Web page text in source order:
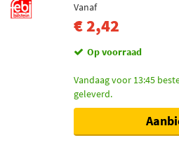
Vanaf
€ 2,42
Op voorraad
Vandaag voor 13:45
geleverd.